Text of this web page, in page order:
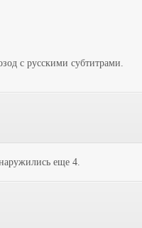
с русскими субтитрами.
еще 4.